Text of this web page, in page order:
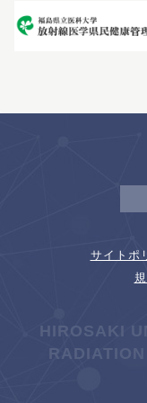
サイトポ
HIROSAKI